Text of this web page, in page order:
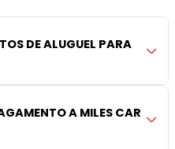
DE ALUGUEL PARA
A MILES CAR